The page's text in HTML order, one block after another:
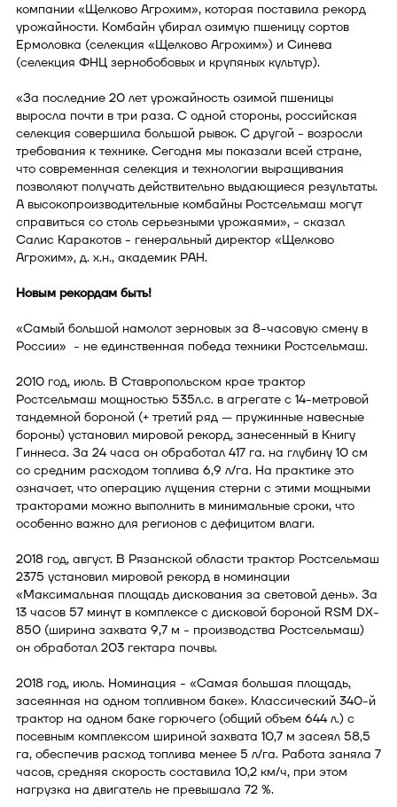
компании «Щелково Агрохим», которая поставила рекорд
урожайности. Комбайн убирал озимую пшеницу сортов
Ермоловка (селекция «Щелково Агрохим») и Синева
(селекция ФНЦ зернобобовых и крупяных культур).
«За последние 20 лет урожайность озимой пшеницы
выросла почти в три раза. С одной стороны, российская
селекция совершила большой рывок. С другой - возросли
требования к технике. Сегодня мы показали всей стране,
что современная селекция и технологии выращивания
позволяют получать действительно выдающиеся результаты.
А высокопроизводительные комбайны Ростсельмаш могут
справиться со столь серьезными урожаями», - сказал
Салис Каракотов - генеральный директор «Щелково
Агрохим», д. х.н., академик РАН.
Новым рекордам быть!
«Самый большой намолот зерновых за 8-часовую смену в
России» - не единственная победа техники Ростсельмаш.
2010 год, июль. В Ставропольском крае трактор
Ростсельмаш мощностью 535л.с. в агрегате с 14-метровой
тандемной бороной (+ третий ряд — пружинные навесные
бороны) установил мировой рекорд, занесенный в Книгу
Гиннеса. За 24 часа он обработал 417 га. на глубину 10 см
со средним расходом топлива 6,9 л/га. На практике это
означает, что операцию лущения стерни с этими мощными
тракторами можно выполнить в минимальные сроки, что
особенно важно для регионов с дефицитом влаги.
2018 год, август. В Рязанской области трактор Ростсельмаш
2375 установил мировой рекорд в номинации
«Максимальная площадь дискования за световой день». За
13 часов 57 минут в комплексе с дисковой бороной RSM DX-
850 (ширина захвата 9,7 м - производства Ростсельмаш)
он обработал 203 гектара почвы.
2018 год, июль. Номинация - «Самая большая площадь,
засеянная на одном топливном баке». Классический 340-й
трактор на одном баке горючего (общий объем 644 л.) с
посевным комплексом шириной захвата 10,7 м засеял 58,5
га, обеспечив расход топлива менее 5 л/га. Работа заняла 7
часов, средняя скорость составила 10,2 км/ч, при этом
нагрузка на двигатель не превышала 72 %.